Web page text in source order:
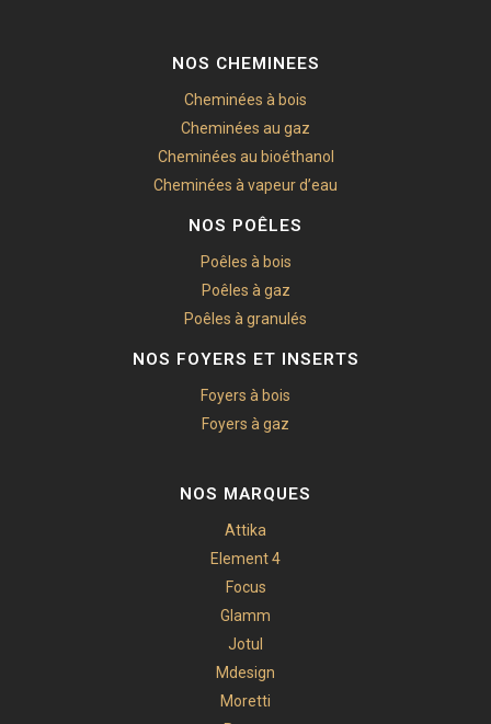
NOS CHEMINEES
Cheminées à bois
Cheminées au gaz
Cheminées au bioéthanol
Cheminées à vapeur d’eau
NOS POÊLES
Poêles à bois
Poêles à gaz
Poêles à granulés
NOS FOYERS ET INSERTS
Foyers à bois
Foyers à gaz
NOS MARQUES
Attika
Element 4
Focus
Glamm
Jotul
Mdesign
Moretti